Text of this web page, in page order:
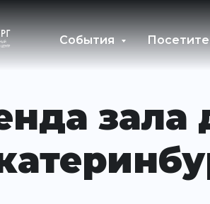
События
зала